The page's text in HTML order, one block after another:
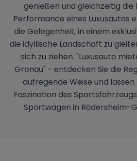
genießen und gleichzeitig
Performance eines Luxusautos
die Gelegenheit, in einem
die idyllische Landschaft zu
sich zu ziehen. "Luxusauto
Gronau" - entdecken Sie die
aufregende Weise und lassen
Faszination des
Sportwagen in Rödersheim-